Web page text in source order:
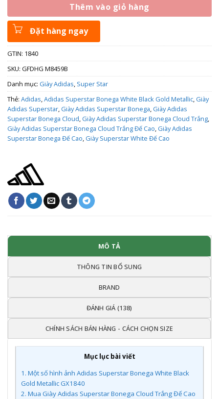
Thêm vào giỏ hàng
Đặt hàng ngay
GTIN: 1840
SKU: GFDHG M8459B
Danh mục: Giày Adidas, Super Star
Thẻ: Adidas,Adidas Superstar Bonega White Black Gold Metallic, Giày
Adidas Superstar, Giày Adidas Superstar Bonega, Giày Adidas
Superstar Bonega Cloud, Giày Adidas Superstar Bonega Cloud Trắng,
Giày Adidas Superstar Bonega Cloud Trắng Đế Cao, Giày Adidas
Superstar Bonega Đế Cao, Giày Superstar White Đế Cao
MÔ TẢ
THÔNG TIN BỔ SUNG
BRAND
ĐÁNH GIÁ (138)
CHÍNH SÁCH BÁN HÀNG - CÁCH CHỌN SIZE
Mục lục bài viết
1. Một số hình ảnh Adidas Superstar Bonega White Black
Gold Metallic GX1840
2. Mua Giày Adidas Superstar Bonega Cloud Trắng Đế Cao